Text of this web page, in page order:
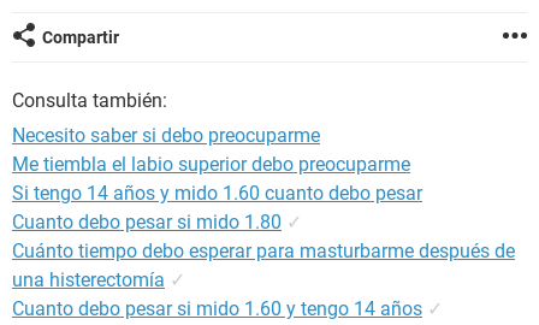
Compartir
Consulta también:
Necesito saber si debo preocuparme
Me tiembla el labio superior debo preocuparme
Si tengo 14 años y mido 1.60 cuanto debo pesar
Cuanto debo pesar si mido 1.80 ✓
Cuánto tiempo debo esperar para masturbarme después de
una histerectomía ✓
Cuanto debo pesar si mido 1.60 y tengo 14 años ✓